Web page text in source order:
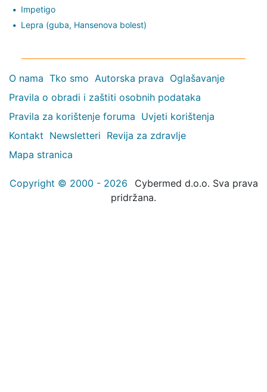
Impetigo
Lepra (guba, Hansenova bolest)
O nama Tko smo Autorska prava Oglašavanje
Pravila o obradi i zaštiti osobnih podataka
Pravila za korištenje foruma Uvjeti korištenja
Kontakt Newsletteri Revija za zdravlje
Mapa stranica
Copyright © 2000 - 2026
Cybermed d.o.o. Sva prava
pridržana.